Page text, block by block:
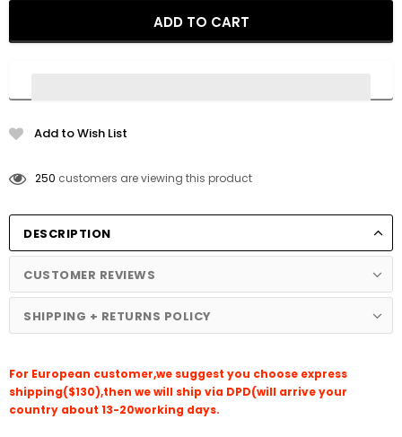
Add to Wish List
250 customers are viewing this product
DESCRIPTION
CUSTOMER REVIEWS
SHIPPING + RETURNS POLICY
For European customer,we suggest you choose express
shipping($130),then we will ship via DPD(will arrive your
country about 13-20working days.